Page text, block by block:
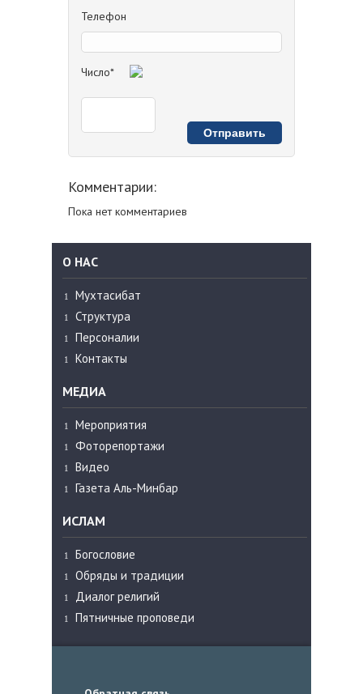
Телефон
Число*
Комментарии:
Пока нет комментариев
О НАС
Мухтасибат
Структура
Персоналии
Контакты
МЕДИА
Мероприятия
Фоторепортажи
Видео
Газета Аль-Минбар
ИСЛАМ
Богословие
Обряды и традиции
Диалог религий
Пятничные проповеди